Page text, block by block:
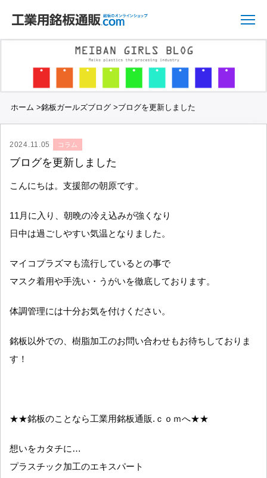
ホーム >銘板ガールズブログ>ブログを更新しました
2024.11.05 コラム
ブログを更新しました
こんにちは。支援部の朝原です。
11月に入り、朝晩の冷え込みが強くなり
日中は過ごしやすい気温となりました。
マイコプラズマも流行しているとの事で
マスク着用や手洗い・うがいを徹底しております。
体調管理には十分お気を付けください。
銘板以外での、樹脂加工のお問い合わせもお待ちしておりま
す！
★★銘板のことなら工業用銘板通販.ｃｏｍへ★★
想いをカタチに…
プラスチック加工のエキスパート